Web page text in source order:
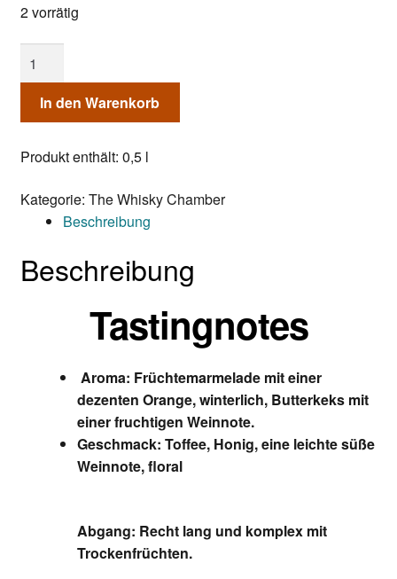
2 vorrätig
2013/2024
The
Whisky
Menge
In den Warenkorb
Produkt enthält: 0,5 l
Kategorie: The Whisky Chamber
Beschreibung
Beschreibung
Tastingnotes
Aroma: Früchtemarmelade mit einer
dezenten Orange, winterlich, Butterkeks mit
einer fruchtigen Weinnote.
Geschmack: Toffee, Honig, eine leichte süße
Weinnote, floral
Abgang: Recht lang und komplex mit
Trockenfrüchten.